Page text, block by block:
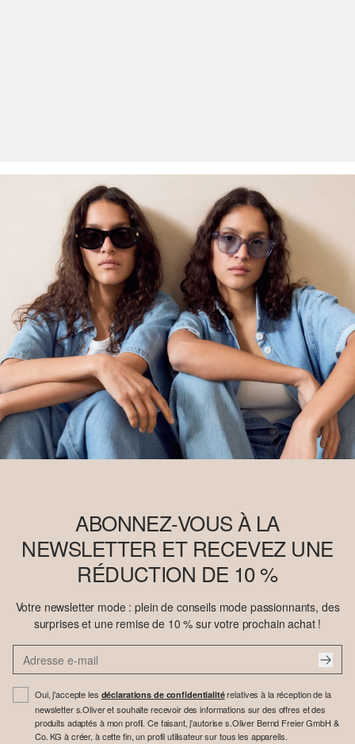
ABONNEZ-VOUS À LA
NEWSLETTER ET RECEVEZ UNE
RÉDUCTION DE 10 %
Votre newsletter mode : plein de conseils mode passionnants, des
surprises et une remise de 10 % sur votre prochain achat !
Oui, j'accepte les déclarations de confidentialitérelatives à la réception de la
newsletter s.Oliver et souhaite recevoir des informations sur des offres et des
produits adaptés à mon profil. Ce faisant, j'autorise s.Oliver Bernd Freier GmbH &
Co. KG à créer, à cette fin, un profil utilisateur sur tous les appareils.